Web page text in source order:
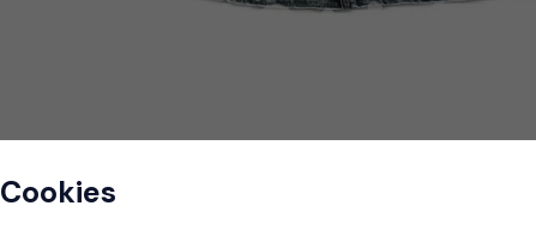
Cookies